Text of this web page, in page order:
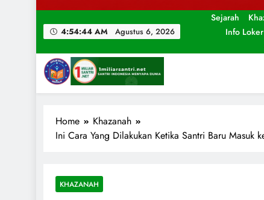
4:54:45 AM Agustus 6, 2026
Sejarah
Info Loker
1miliarsantri.net
Home
Khazanah
Ini Cara Yang Dilakukan Ketika Santri Baru Masuk
KHAZANAH